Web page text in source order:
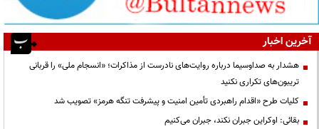
آخرین اخبار
هشدار به صداوسیما درباره روایت‌های نادرست از مذاکرات؛ «انسجام ملی» را قربانی
تریبون‌های تکراری نکنید
کلیات طرح «اقدام راهبردی تأمین امنیت و پیشرفت تنگه هرمز» تصویب شد
بقائی: اوکراین جبران نکند، جبران می‌کنیم